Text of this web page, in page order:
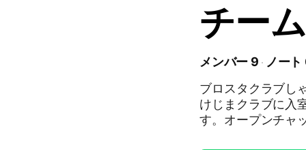
チー
メンバー 9
ノート
ブロスタクラブし
けじまクラブに入
す。オープンチャ